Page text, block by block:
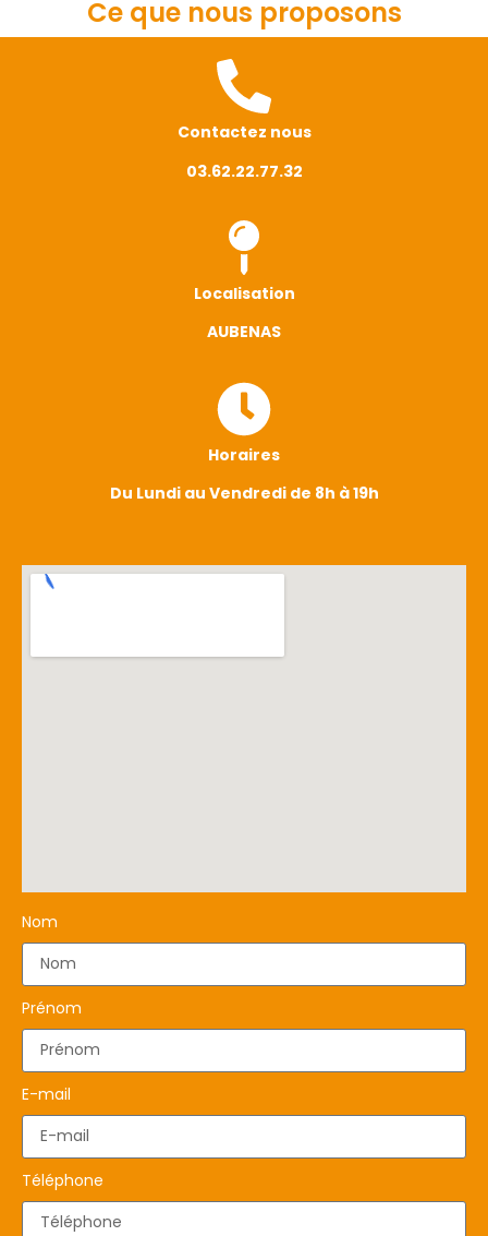
Ce que nous proposons
Contactez nous
03.62.22.77.32
Localisation
AUBENAS
Horaires
Du Lundi au Vendredi de 8h à 19h
Nom
Prénom
E-mail
Téléphone